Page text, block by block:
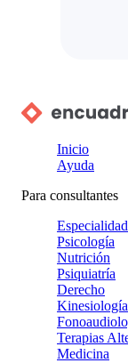
Inicio
Ayuda
Para consultantes
Psicología
Nutrición
Psiquiatría
Derecho
Kinesiología
Terapias
Medicina